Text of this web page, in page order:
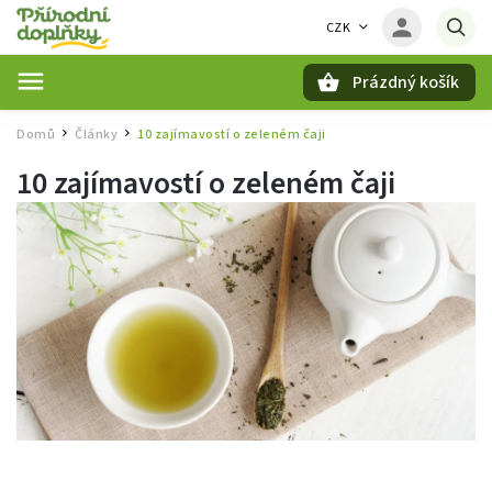
CZK
Prázdný košík
Domů / Články / 10 zajímavostí o zeleném čaji
10 zajímavostí o zeleném čaji